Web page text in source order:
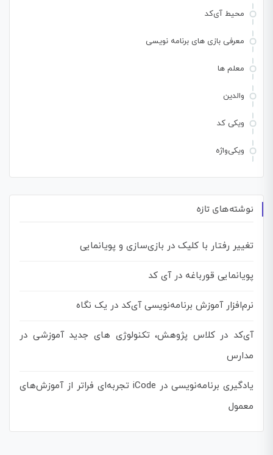
محیط آی‌کد
معرفی بازی های برنامه نویسی
معلم ها
والدین
ویکی کد
ویکی‌واژه
نوشته‌های تازه
تغییر رفتار با کلیک در بازی‌سازی و پویانمایی
پویانمایی قورباغه در آی کد
نرم‌افزار آموزش برنامه‌نویسی آی‌کد در یک نگاه
آی‌کد در کلاس پژوهش، تکنولوژی های جدید آموزشی در
مدارس
یادگیری برنامه‌نویسی در iCode تجربه‌ای فراتر از آموزش‌های
معمول